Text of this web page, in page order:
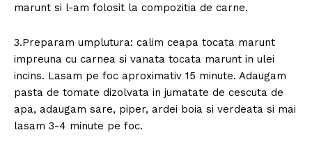
marunt si l-am folosit la compozitia de carne.
3.Preparam umplutura: calim ceapa tocata marunt
impreuna cu carnea si vanata tocata marunt in ulei
incins. Lasam pe foc aproximativ 15 minute. Adaugam
pasta de tomate dizolvata in jumatate de cescuta de
apa, adaugam sare, piper, ardei boia si verdeata si mai
lasam 3-4 minute pe foc.